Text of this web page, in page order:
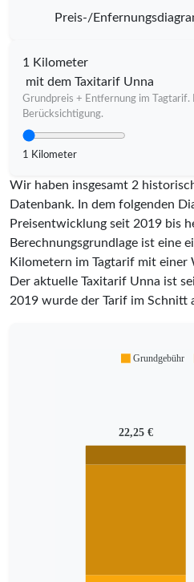
Preis-/
1 Kilometer
mit dem Taxitarif Unna
Grundpreis + Entfernung im Tagtarif.
Berücksichtigung.
1 Kilometer
Wir haben insgesamt 2
Datenbank. In dem folgenden
Preisentwicklung seit 2019 bis
Berechnungsgrundlage ist eine
Kilometern im Tagtarif mit
Der aktuelle Taxitarif Unna ist
2019 wurde der Tarif im Schnitt
22,25 €
Grundgebühr